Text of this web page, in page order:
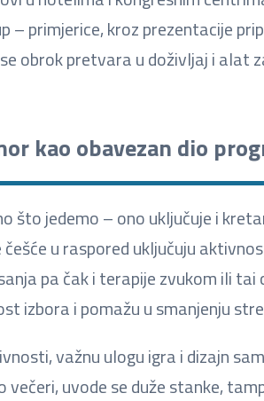
– primjerice, kroz prezentacije
obrok pretvara u doživljaj i alat
kao obavezan dio
što jedemo – ono uključuje i
u raspored uključuju
pa čak i terapije zvukom ili
izbora i pomažu u smanjenju
važnu ulogu igra i dizajn
večeri, uvode se duže stanke,